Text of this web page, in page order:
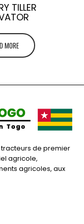
TILLER
MORE
de premier
agricole,
agricoles, aux